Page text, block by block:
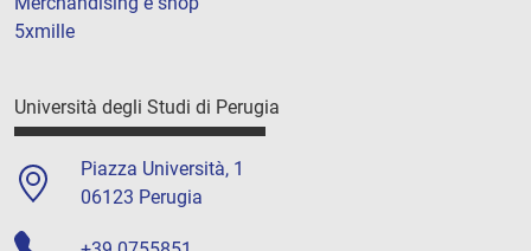
5xmille
Università degli Studi di Perugia
Piazza Università, 1
06123 Perugia